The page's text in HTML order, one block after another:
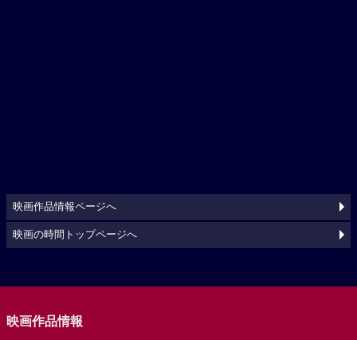
映画作品情報ページへ
映画の時間トップページへ
映画作品情報